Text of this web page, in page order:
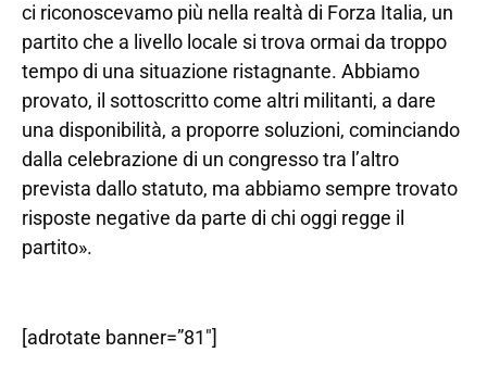
ci riconoscevamo più nella realtà di Forza Italia, un
partito che a livello locale si trova ormai da troppo
tempo di una situazione ristagnante. Abbiamo
provato, il sottoscritto come altri militanti, a dare
una disponibilità, a proporre soluzioni, cominciando
dalla celebrazione di un congresso tra l’altro
prevista dallo statuto, ma abbiamo sempre trovato
risposte negative da parte di chi oggi regge il
partito».
[adrotate banner=”81″]